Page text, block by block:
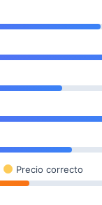
Precio correcto